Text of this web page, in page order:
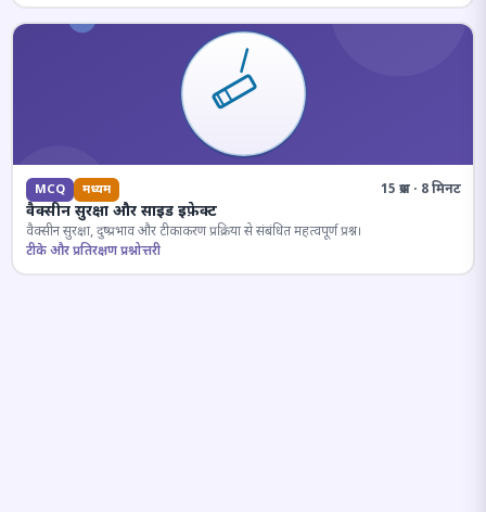
MCQ मध्यम 15 प्रश्न · 8 मिनट
वैक्सीन सुरक्षा और साइड इफ़ेक्ट
वैक्सीन सुरक्षा, दुष्प्रभाव और टीकाकरण प्रक्रिया से संबंधित महत्वपूर्ण प्रश्न।
टीके और प्रतिरक्षण प्रश्नोत्तरी